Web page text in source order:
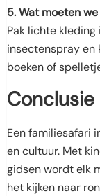
5. Wat moeten
Pak lichte kleding
insectenspray en
boeken of
Conclusie
Een familiesafari
en cultuur. Met
gidsen wordt elk
het kijken naar